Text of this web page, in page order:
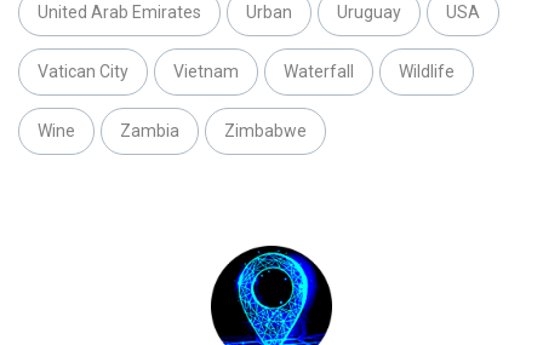
United Arab Emirates Urban Uruguay USA
Vatican City Vietnam Waterfall Wildlife
Wine Zambia Zimbabwe